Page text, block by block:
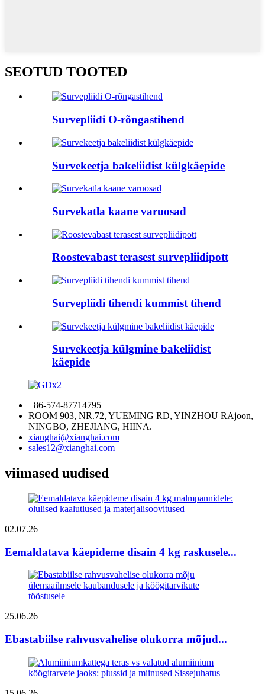
SEOTUD TOOTED
Survepliidi O-rõngastihend
Survekeetja bakeliidist külgkäepide
Survekatla kaane varuosad
Roostevabast terasest survepliidipott
Survepliidi tihendi kummist tihend
Survekeetja külgmine bakeliidist
käepide
+86-574-87714795
ROOM 903, NR.72, YUEMING RD, YINZHOU RAjoon,
NINGBO, ZHEJIANG, HIINA.
xianghai@xianghai.com
sales12@xianghai.com
viimased uudised
02.07.26
Eemaldatava käepideme disain 4 kg raskusele...
25.06.26
Ebastabiilse rahvusvahelise olukorra mõjud...